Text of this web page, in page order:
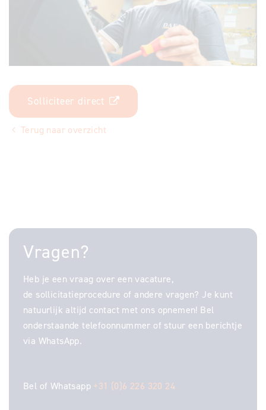
Solliciteer direct
Terug naar overzicht
Vragen?
Heb je een vraag over een vacature,
de sollicitatieprocedure of andere vragen? Je kunt
natuurlijk altijd contact met ons opnemen! Bel
onderstaande telefoonnummer of stuur een berichtje
via WhatsApp.
Bel of Whatsapp +31 (0)6 226 320 24